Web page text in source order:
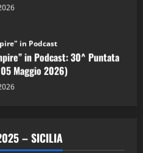
in Podcast: 30^ Puntata
Maggio 2026)
in Podcast: 29^ Puntata
Aprile 2026)
– SICILIA